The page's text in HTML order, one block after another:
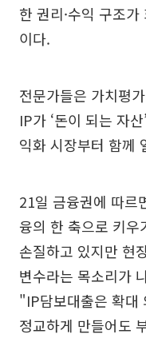
한 권리·수익 구조
이다.
전문가들은 가치평
IP가 ‘돈이 되는 자
익화 시장부터 함께
21일 금융권에 따르
융의 한 축으로 키
손질하고 있지만 현
변수라는 목소리가
"IP담보대출은 확대
정교하게 만들어도